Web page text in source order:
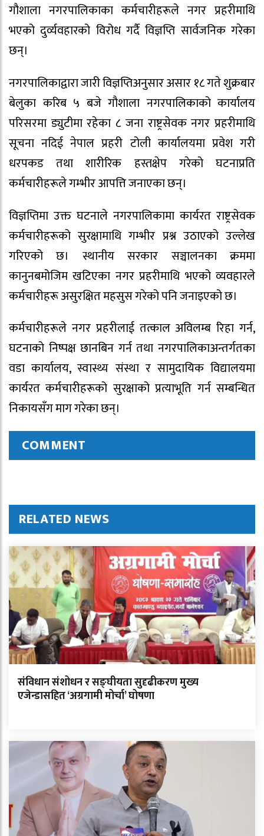
गौशाला नगरपालिकाका कर्मचारीहरूले नगर प्रहरीमाथि
भएको दुर्व्यवहारको विरोध गर्दै विज्ञप्ति सार्वजनिक गरेका
छन्।
नगरपालिकाद्वारा जारी विज्ञप्तिअनुसार असार १८ गते शुक्रबार
बेलुका करिब ५ बजे गौशाला नगरपालिकाको कार्यालय
परिसरमा ड्युटीमा रहेका ८ जना राष्ट्रसेवक नगर प्रहरीमाथि
सूचना नदिई नेपाल प्रहरी टोली कार्यालयमा प्रवेश गरी
धरपकड तथा शारीरिक हस्तक्षेप गरेको घटनाप्रति
कर्मचारीहरूले गम्भीर आपत्ति जनाएका छन्।
विज्ञप्तिमा उक्त घटनाले नगरपालिकामा कार्यरत राष्ट्रसेवक
कर्मचारीहरूको सुरक्षामाथि गम्भीर प्रश्न उठाएको उल्लेख
गरिएको छ। स्थानीय सरकार सञ्चालनका क्रममा
कानुनबमोजिम खटिएका नगर प्रहरीमाथि भएको व्यवहारले
कर्मचारीहरू असुरक्षित महसुस गरेको पनि जनाइएको छ।
कर्मचारीहरूले नगर प्रहरीलाई तत्काल अविलम्ब रिहा गर्न,
घटनाको निष्पक्ष छानबिन गर्न तथा नगरपालिकाअन्तर्गतका
वडा कार्यालय, स्वास्थ्य संस्था र सामुदायिक विद्यालयमा
कार्यरत कर्मचारीहरूको सुरक्षाको प्रत्याभूति गर्न सम्बन्धित
निकायसँग माग गरेका छन्।
COMMENT
RELATED NEWS
संविधान संशोधन र सङ्घीयता सुदृढीकरण मुख्य
एजेन्डासहित ‘अग्रगामी मोर्चा’ घोषणा